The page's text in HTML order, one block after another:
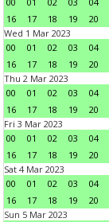
16
17 18 19 20
Wed 1 Mar 2023
00
01 02 03 04
16
17 18 19 20
Thu 2 Mar 2023
00
01 02 03 04
16
17 18 19 20
Fri 3 Mar 2023
00
01 02 03 04
16
17 18 19 20
Sat 4 Mar 2023
00
01 02 03 04
16
17 18 19 20
Sun 5 Mar 2023